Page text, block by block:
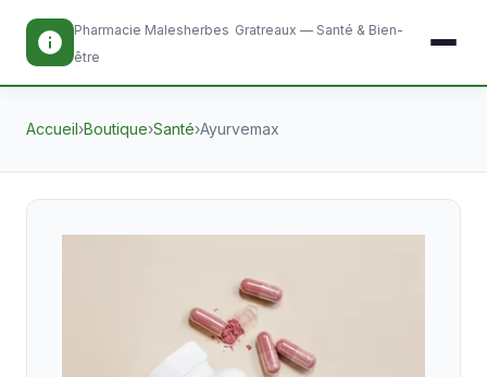
Pharmacie Malesherbes Gratreaux — Santé & Bien-
être
Accueil›Boutique›Santé›Ayurvemax